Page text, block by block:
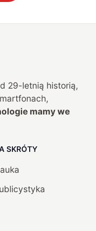
29-letnią historią,
mamy we
SKRÓTY